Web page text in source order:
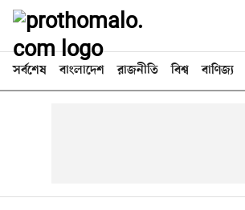
সর্বশেষ বাংলাদেশ রাজনীতি বিশ্ব বাণিজ্য